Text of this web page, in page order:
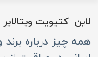
لاین اکتیویت ویتالایر
همه چیز درباره برند